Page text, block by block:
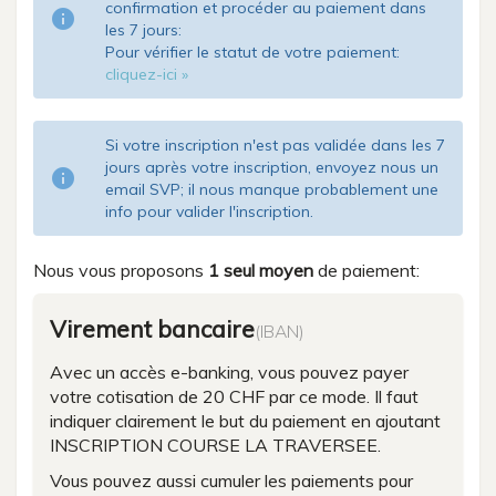
info
confirmation et procéder au paiement dans
les 7 jours:
Pour vérifier le statut de votre paiement:
cliquez-ici »
info
Si votre inscription n'est pas validée dans les 7
jours après votre inscription, envoyez nous un
email SVP; il nous manque probablement une
info pour valider l'inscription.
Nous vous proposons 1 seul moyen de paiement:
Virement bancaire(IBAN)
Avec un accès e-banking, vous pouvez payer
votre cotisation de 20 CHF par ce mode. Il faut
indiquer clairement le but du paiement en ajoutant
INSCRIPTION COURSE LA TRAVERSEE.
Vous pouvez aussi cumuler les paiements pour